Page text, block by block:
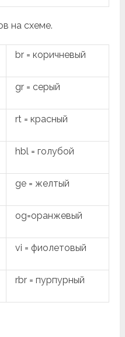
на схеме.
br = коричневый
gr = серый
rt = красный
hbl = голубой
ge = желтый
og=оранжевый
vi = фиолетовый
rbr = пурпурный